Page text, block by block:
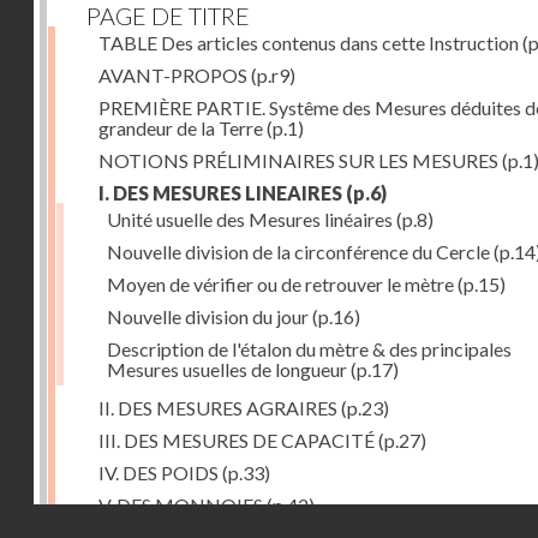
PAGE DE TITRE
TABLE Des articles contenus dans cette Instruction
AVANT-PROPOS (p.r9)
PREMIÈRE PARTIE. Systême des Mesures déduites
grandeur de la Terre(p.1)
NOTIONS PRÉLIMINAIRES SUR LES MESURES (p.1)
I. DES MESURES LINEAIRES (p.6)
Unité usuelle des Mesures linéaires (p.8)
Nouvelle division de la circonférence du Cercle
Moyen de vérifier ou de retrouver le mètre(p.15)
Nouvelle division du jour(p.16)
Description de l'étalon du mètre & des principales
Mesures usuelles de longueur(p.17)
II. DES MESURES AGRAIRES (p.23)
III. DES MESURES DE CAPACITÉ(p.27)
IV. DES POIDS (p.33)
V. DES MONNOIES(p.42)